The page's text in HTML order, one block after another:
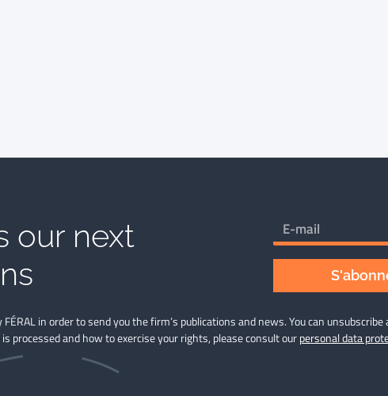
our next
in order to send you the firm’s publications and news. You can
processed and how to exercise your rights, please consult ourpersonal data